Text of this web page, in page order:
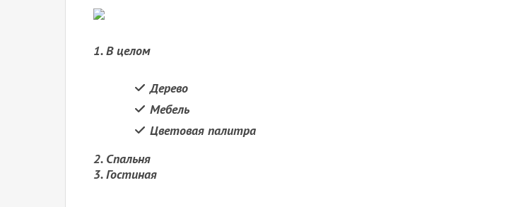
1. В целом
Дерево
Мебель
Цветовая палитра
2. Спальня
3. Гостиная